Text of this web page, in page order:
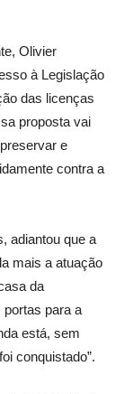
Olivier
à Legislação
das licenças
proposta vai
e
contra a
adiantou que a
mais a atuação
da
portas para a
está, sem
conquistado”.